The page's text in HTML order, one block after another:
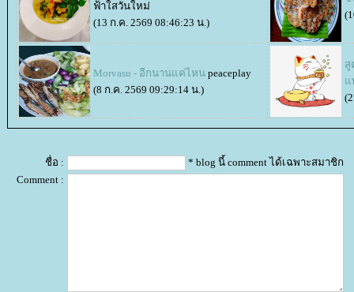
ฟ้าใสวันใหม่
(13 ก.ค. 2569 08:46:23 น.)
Morvasu - อีกนานแค่ไหน peaceplay
(8 ก.ค. 2569 09:29:14 น.)
สู
พ
ชื่อ :
* blog นี้ comment ได้เฉพาะสมาชิก
Comment :